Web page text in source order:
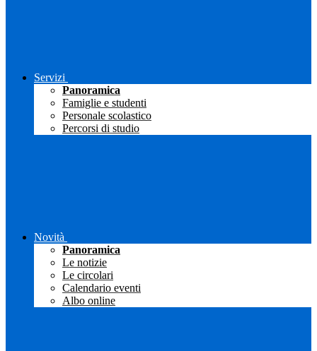
Servizi
Panoramica
Famiglie e studenti
Personale scolastico
Percorsi di studio
Novità
Panoramica
Le notizie
Le circolari
Calendario eventi
Albo online